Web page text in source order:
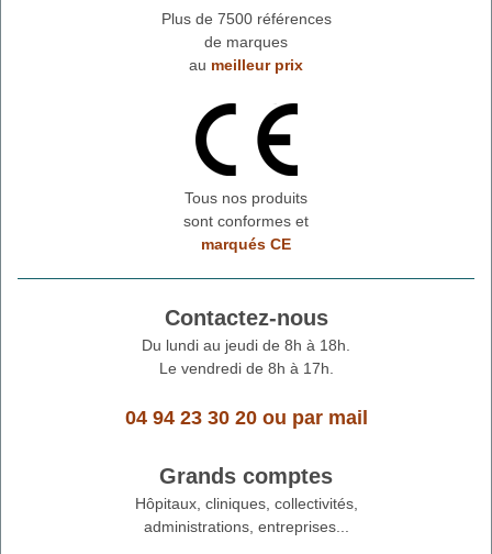
Plus de 7500 références
de marques
au meilleur prix
Tous nos produits
sont conformes et
marqués CE
Contactez-nous
Du lundi au jeudi de 8h à 18h.
Le vendredi de 8h à 17h.
04 94 23 30 20ou par mail
Grands comptes
Hôpitaux, cliniques, collectivités,
administrations, entreprises...